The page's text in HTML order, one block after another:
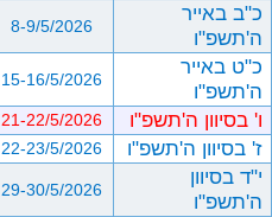
כ"ב באייר
ה'תשפ"ו
8-9/5/2026
כ"ט באייר
ה'תשפ"ו
15-16/5/2026
ו' בסיוון ה'תשפ"ו 21-22/5/2026
ז' בסיוון ה'תשפ"ו 22-23/5/2026
י"ד בסיוון
ה'תשפ"ו
29-30/5/2026